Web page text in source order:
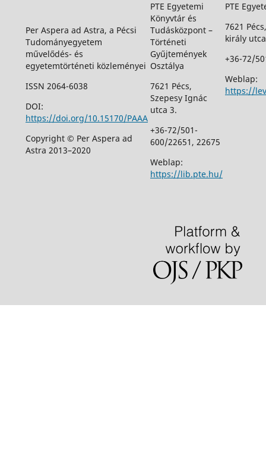
Per Aspera ad Astra, a Pécsi
Tudományegyetem
művelődés- és
egyetemtörténeti közleményei
ISSN 2064-6038
DOI:
https://doi.org/10.15170/PAAA
Copyright © Per Aspera ad
Astra 2013–2020
PTE Egyetemi
Könyvtár és
Tudásközpont –
Történeti
Gyűjtemények
Osztálya
7621 Pécs,
Szepesy Ignác
utca 3.
+36-72/501-
600/22651, 22675
Weblap:
https://lib.pte.hu/
PTE
7621
király
+36-72/
Weblap:
https://